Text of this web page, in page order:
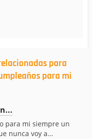
para
para mi
para mi siempre un
nunca voy a...